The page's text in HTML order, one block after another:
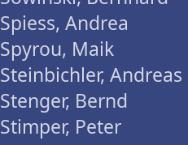
Spiess, Andrea
Spyrou, Maik
Steinbichler, Andreas
Stenger, Bernd
Stimper, Peter